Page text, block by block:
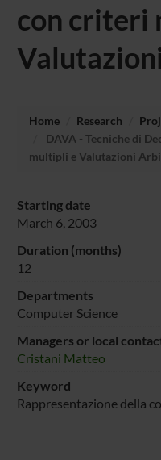
con criteri
Home Research
DAVA - Tecniche di
multipli e Valutazioni
Starting date
March 6, 2003
Duration (months)
12
Departments
Computer Science
Managers or local
Cristani Matteo
Keyword
Rappresentazione della